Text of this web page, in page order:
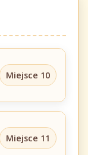
Miejsce 10
Miejsce 11